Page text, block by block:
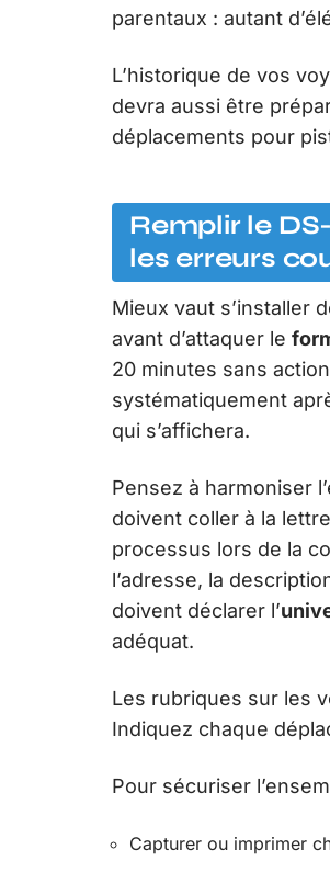
parentaux : autant
L’historique de vos
devra aussi être
déplacements pour
Remplir le
les erreurs
Mieux vaut s’installer
avant d’attaquer le
20 minutes sans
systématiquement
qui s’affichera.
Pensez à harmoniser
doivent coller à la
processus lors de la
l’adresse, la
doivent déclarer l’
adéquat.
Les rubriques sur les
Indiquez chaque
Pour sécuriser
Capturer ou imprimer